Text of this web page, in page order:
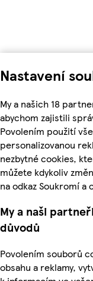
Nastavení
My a našich 18
abychom zajistili
Povolením použití
personalizovanou
nezbytné cookies,
můžete kdykoliv
na odkaz Soukromí
My a naši
důvodů
Povolením souborů
obsahu a reklamy,